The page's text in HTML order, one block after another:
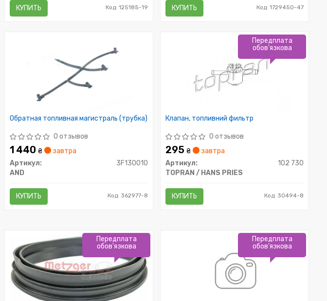
КУПИТЬ Код: 125185-19 КУПИТЬ Код: 1729450-47
Обратная топливная магистраль (трубка)
0 отзывов
1 440₴
завтра
Артикул:
3F130010
AND
КУПИТЬ Код: 362977-8
Клапан, топливний фильтр
0 отзывов
295₴
завтра
Артикул:
102 730
TOPRAN / HANS PRIES
КУПИТЬ Код: 30494-8
Передплата
обов'язкова
Передплата
обов'язкова
Передплата
обов'язкова